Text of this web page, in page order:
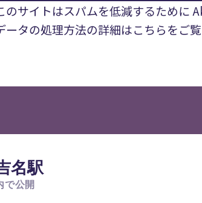
のサイトはスパムを低減するために
ータの処理方法の詳細はこちらをご
名駅
で公開